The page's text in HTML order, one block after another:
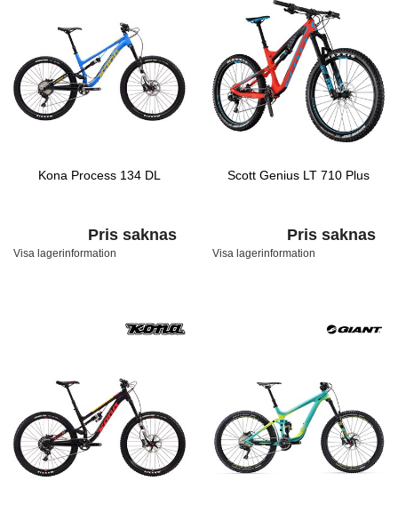
Kona Process 134 DL
Pris saknas
Visa lagerinformation
Scott Genius LT 710 Plus
Pris saknas
Visa lagerinformation